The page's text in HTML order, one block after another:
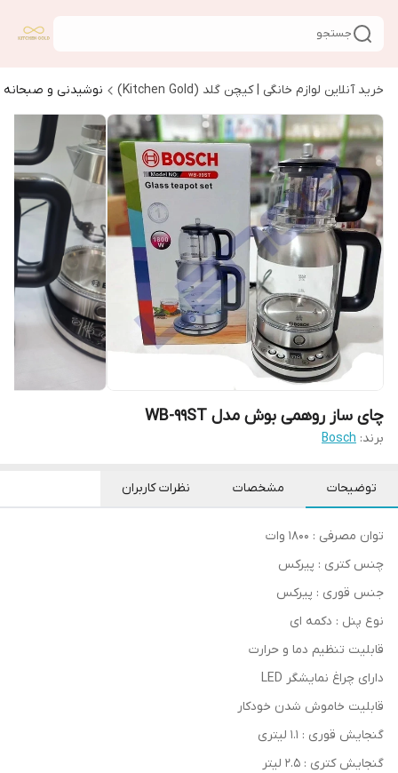
جستجو
خرید آنلاین لوازم خانگی | کیچن گلد (Kitchen Gold) نوشیدنی و صبحانه
چای ساز روهمی بوش مدل WB-99ST
برند: Bosch
توضیحات مشخصات نظرات کاربران
توان مصرفی : 1800 وات
چنس کتری : پیرکس
جنس قوری : پیرکس
نوع پنل : دکمه ای
قابلیت تنظیم دما و حرارت
دارای چراغ نمایشگر LED
قابلیت خاموش شدن خودکار
گنجایش قوری : 1.1 لیتری
گنجایش کتری : 2.5 لیتر